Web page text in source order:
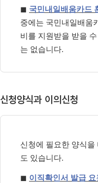
◼ 국민내일배움카드
중에는 국민내일배움
비를 지원받을 받을
는 없습니다.
신청양식과 이의신청
신청에 필요한 양식
도 있습니다.
◼ 이직확인서 발급 요